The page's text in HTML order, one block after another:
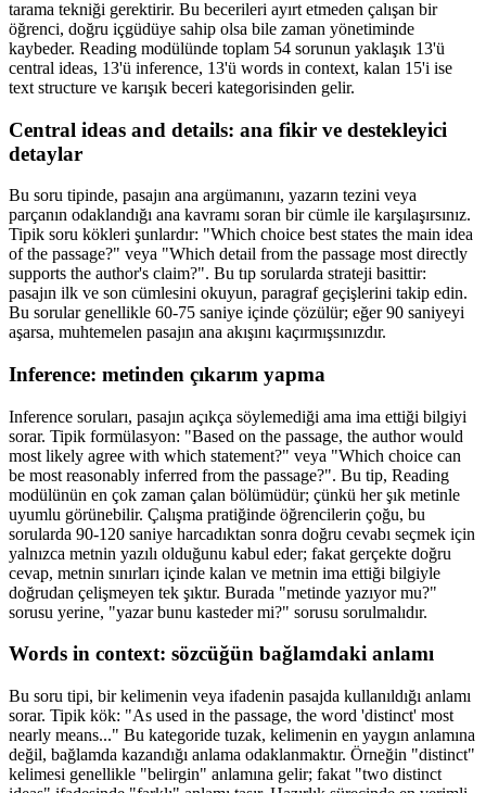
tarama tekniği gerektirir. Bu becerileri ayırt etmeden çalışan bir
öğrenci, doğru içgüdüye sahip olsa bile zaman yönetiminde
kaybeder. Reading modülünde toplam 54 sorunun yaklaşık 13'ü
central ideas, 13'ü inference, 13'ü words in context, kalan 15'i ise
text structure ve karışık beceri kategorisinden gelir.
Central ideas and details: ana fikir ve destekleyici
detaylar
Bu soru tipinde, pasajın ana argümanını, yazarın tezini veya
parçanın odaklandığı ana kavramı soran bir cümle ile karşılaşırsınız.
Tipik soru kökleri şunlardır: "Which choice best states the main idea
of the passage?" veya "Which detail from the passage most directly
supports the author's claim?". Bu tıp sorularda strateji basittir:
pasajın ilk ve son cümlesini okuyun, paragraf geçişlerini takip edin.
Bu sorular genellikle 60-75 saniye içinde çözülür; eğer 90 saniyeyi
aşarsa, muhtemelen pasajın ana akışını kaçırmışsınızdır.
Inference: metinden çıkarım yapma
Inference soruları, pasajın açıkça söylemediği ama ima ettiği bilgiyi
sorar. Tipik formülasyon: "Based on the passage, the author would
most likely agree with which statement?" veya "Which choice can
be most reasonably inferred from the passage?". Bu tip, Reading
modülünün en çok zaman çalan bölümüdür; çünkü her şık metinle
uyumlu görünebilir. Çalışma pratiğinde öğrencilerin çoğu, bu
sorularda 90-120 saniye harcadıktan sonra doğru cevabı seçmek için
yalnızca metnin yazılı olduğunu kabul eder; fakat gerçekte doğru
cevap, metnin sınırları içinde kalan ve metnin ima ettiği bilgiyle
doğrudan çelişmeyen tek şıktır. Burada "metinde yazıyor mu?"
sorusu yerine, "yazar bunu kasteder mi?" sorusu sorulmalıdır.
Words in context: sözcüğün bağlamdaki anlamı
Bu soru tipi, bir kelimenin veya ifadenin pasajda kullanıldığı anlamı
sorar. Tipik kök: "As used in the passage, the word 'distinct' most
nearly means..." Bu kategoride tuzak, kelimenin en yaygın anlamına
değil, bağlamda kazandığı anlama odaklanmaktır. Örneğin "distinct"
kelimesi genellikle "belirgin" anlamına gelir; fakat "two distinct